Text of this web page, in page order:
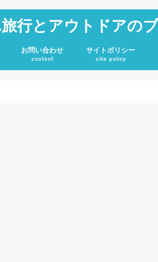
行とアウトドアの
お問い合わせ
contact
サイトポリシー
site policy